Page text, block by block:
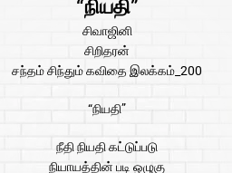
“நியதி”
சிவாஜினி
சிறிதரன்
சந்தம் சிந்தும் கவிதை இலக்கம்_200
“நியதி”
நீதி நியதி கட்டுப்படு
நியாயத்தின் படி ஒழுகு